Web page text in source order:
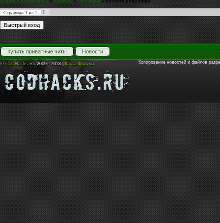
Форум CoDHacks.Ru » Курилка » Обо всем » блатной романтики
Страница 1 из 1 1
Купить приватные читы Новости
© CoDHacks.Ru 2009 - 2018 | Карта Форума Копирование новостей и файлов